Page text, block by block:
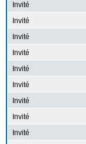
Invité
Invité
Invité
Invité
Invité
Invité
Invité
Invité
Invité